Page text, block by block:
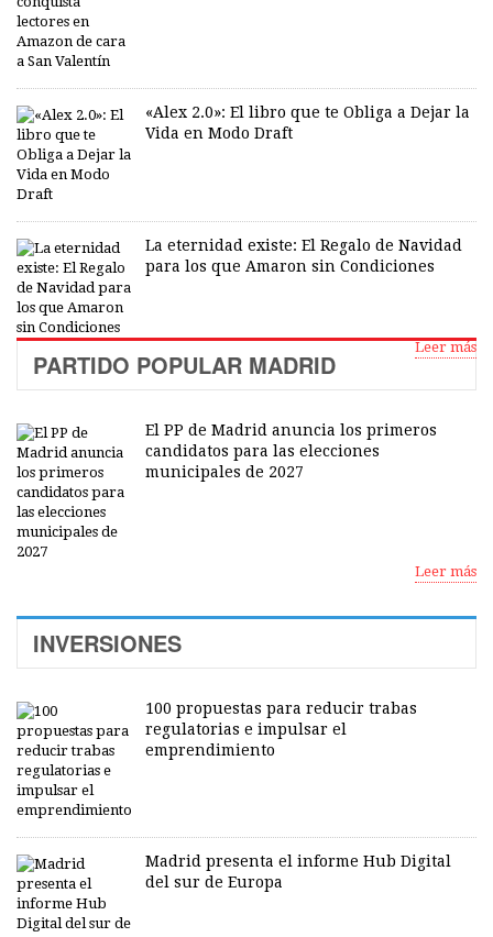
«Alex 2.0»: El libro que te Obliga a Dejar la
Vida en Modo Draft
La eternidad existe: El Regalo de Navidad
para los que Amaron sin Condiciones
Leer más
PARTIDO POPULAR MADRID
El PP de Madrid anuncia los primeros
candidatos para las elecciones
municipales de 2027
Leer más
INVERSIONES
100 propuestas para reducir trabas
regulatorias e impulsar el
emprendimiento
Madrid presenta el informe Hub Digital
del sur de Europa